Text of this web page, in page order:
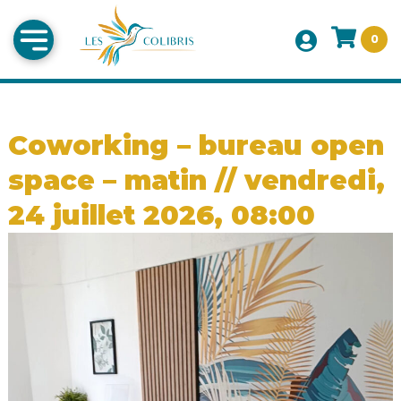
0
Coworking – bureau open
space – matin // vendredi,
24 juillet 2026, 08:00